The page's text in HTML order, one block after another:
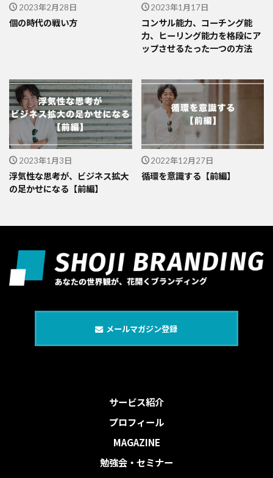
2023年2月28日
個の時代の戦い方
2023年1月17日
コンサル能力、コーチング能
力、ヒーリング能力を格段にア
ップさせるたった一つの方法
2023年1月3日
浮気性な思考が、ビジネス拡大
の足かせになる【前編】
2022年12月27日
循環を意識する【前編】
メールマガジン登録
サービス紹介
プロフィール
MAGAZINE
勉強会・セミナー